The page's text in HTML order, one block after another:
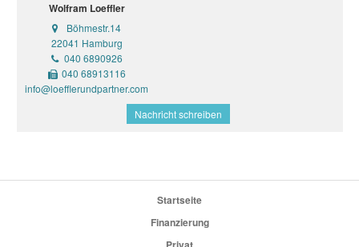
Wolfram Loeffler
Böhmestr.14
22041 Hamburg
040 6890926
040 68913116
info@loefflerundpartner.com
Nachricht schreiben
Startseite
Finanzierung